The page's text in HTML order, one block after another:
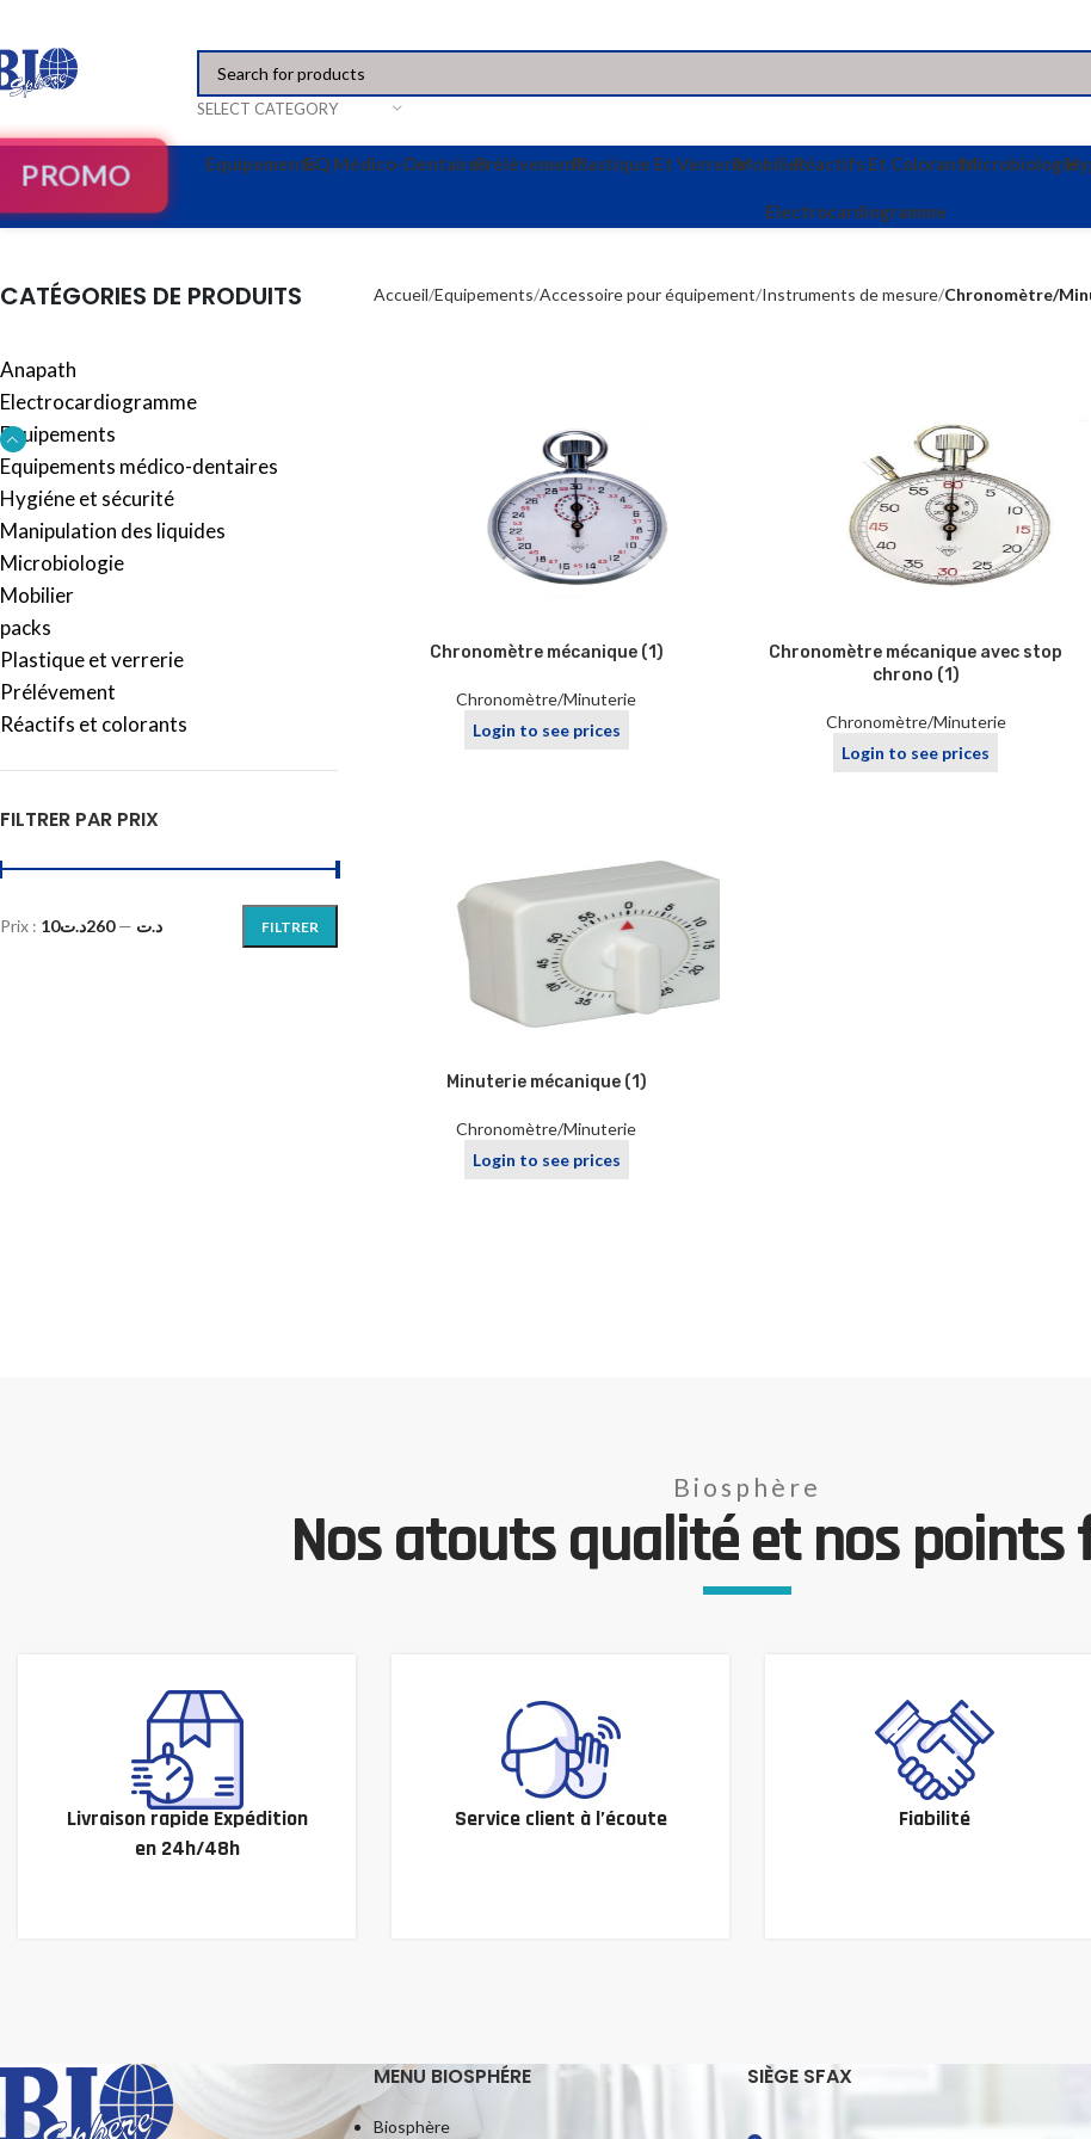
SELECT CATEGORY
PROMO EquipementsEQ Médico-DentairesPrélèvementPlastique Et VerrerieMobilierRéactifs Et ColorantsMicrobiologie
Electrocardiogramme
CATÉGORIES DE PRODUITS
Anapath
Electrocardiogramme
Equipements
Equipements médico-dentaires
Hygiéne et sécurité
Manipulation des liquides
Microbiologie
Mobilier
packs
Plastique et verrerie
Prélévement
Réactifs et colorants
FILTRER PAR PRIX
FILTRER
Prix : 10د.ت —260د.ت
Accueil Equipements Accessoire pour équipement Instruments de mesure Chronomètre/
Chronomètre mécanique (1)
Chronomètre/Minuterie
Login to see prices
Chronomètre mécanique avec stop
chrono (1)
Chronomètre/Minuterie
Login to see prices
Minuterie mécanique (1)
Chronomètre/Minuterie
Login to see prices
Biosphère
Nos atouts qualité et nos points
Livraison rapide Expédition
en 24h/48h
Service client à l’écoute Fiabilité
MENU BIOSPHÉRE
Biosphère
SIÈGE SFAX